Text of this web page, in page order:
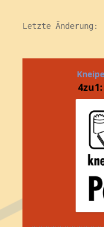
Letzte Änderung: